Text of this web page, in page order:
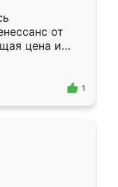
от
цена и
Приехавший
1